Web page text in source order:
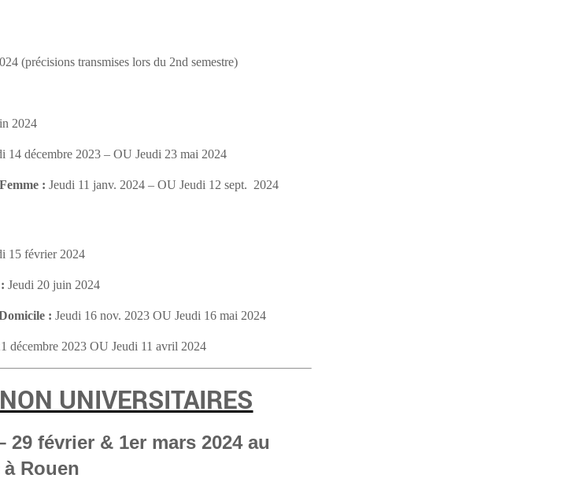
(précisions transmises lors du 2nd semestre)
2024
14 décembre 2023 –OU Jeudi 23 mai 2024
: Jeudi 11 janv. 2024 –OU Jeudi 12 sept. 2024
15 février 2024
Jeudi 20 juin 2024
: Jeudi 16 nov. 2023OU Jeudi 16 mai 2024
décembre 2023 OU Jeudi 11 avril 2024
UNIVERSITAIRES
29 février & 1er mars 2024 au
Rouen